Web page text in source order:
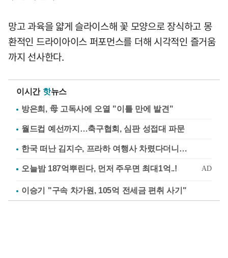
망고 과육을 얇게 슬라이스해 꽃 모양으로 장식하고 몽
환적인 드라이아이스 퍼포먼스를 더해 시각적인 즐거움
까지 선사한다.
이시간 핫뉴스
방은희, 母 고독사에 오열 "이틀 만에 발견"
월드컵 예선까지…축구협회, 심판 성접대 파문
한국 떠난 김지수, 프라하 여행사 차렸다더니…
이승기 "구속 차가원, 105억 전세금 편취 사기"